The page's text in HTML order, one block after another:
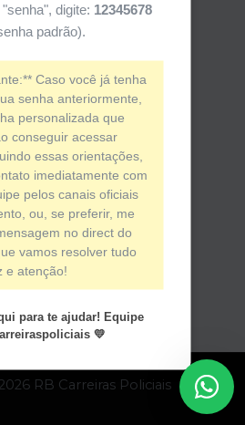
RB Carreiras Policiais
digite: 12345678
padrão).
Caso você já tenha
senha anteriormente,
personalizada que
conseguir acessar
essas orientações,
imediatamente com
pelos canais oficiais
ou, se preferir, me
no direct do
vamos resolver tudo
e atenção!
para te ajudar! Equipe
💛